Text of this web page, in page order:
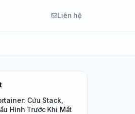
Liên hệ
Cứu Stack,
Hình Trước Khi Mất